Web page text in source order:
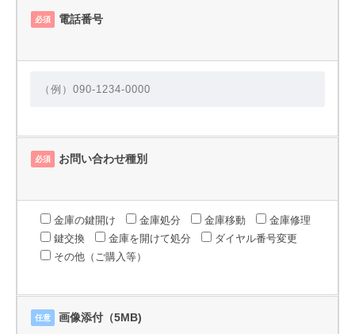
必須 電話番号
必須 お問い合わせ種別
金庫の鍵開け 金庫処分 金庫移動
金庫修理
鍵交換
金庫を開けて処分
ダイヤル番号変更
その他（ご購入等）
任意 画像添付（5MB)